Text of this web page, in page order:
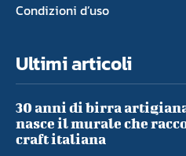
Condizioni d’uso
Ultimi articoli
30 anni di birra
nasce il murale che
craft italiana